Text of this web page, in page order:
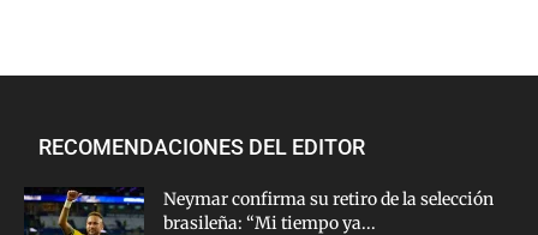
RECOMENDACIONES DEL EDITOR
Neymar confirma su retiro de la selección
brasileña: “Mi tiempo ya...